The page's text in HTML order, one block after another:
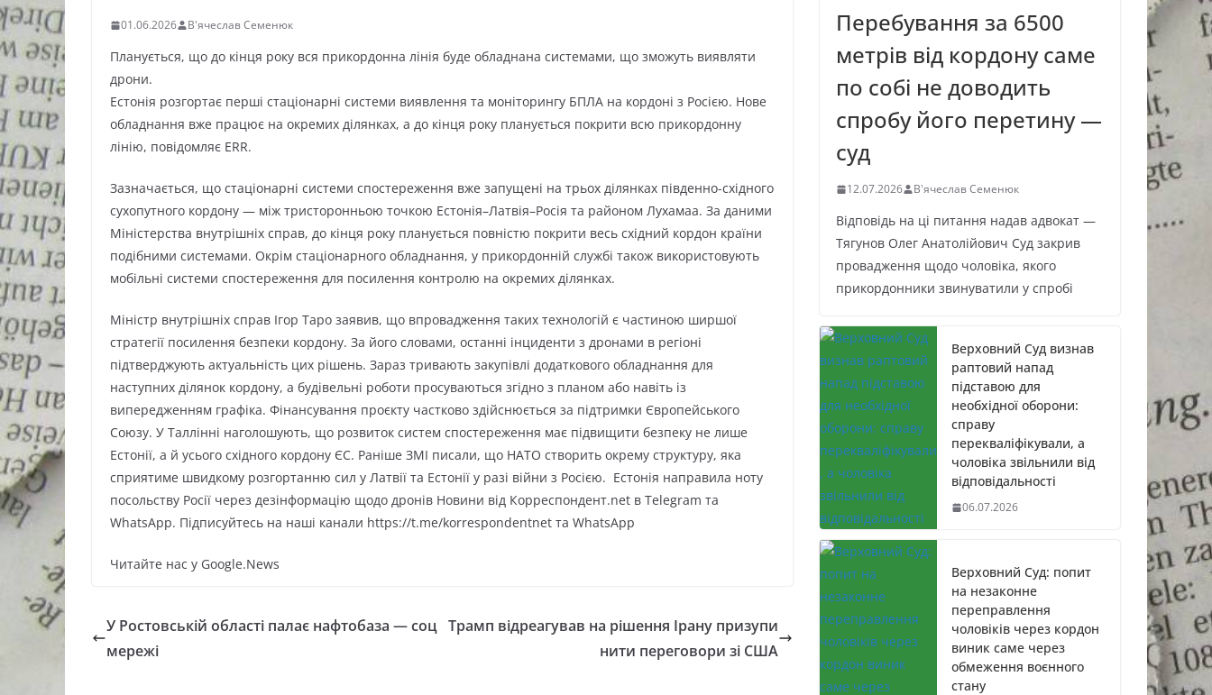
01.06.2026 В'ячеслав Семенюк
Планується, що до кінця року вся прикордонна лінія буде обладнана системами, що зможуть виявляти
дрони.
Естонія розгортає перші стаціонарні системи виявлення та моніторингу БПЛА на кордоні з Росією. Нове
обладнання вже працює на окремих ділянках, а до кінця року планується покрити всю прикордонну
лінію, повідомляє ERR.
Зазначається, що стаціонарні системи спостереження вже запущені на трьох ділянках південно-східного
сухопутного кордону — між тристоронньою точкою Естонія–Латвія–Росія та районом Лухамаа. За даними
Міністерства внутрішніх справ, до кінця року планується повністю покрити весь східний кордон країни
подібними системами. Окрім стаціонарного обладнання, у прикордонній службі також використовують
мобільні системи спостереження для посилення контролю на окремих ділянках.
Міністр внутрішніх справ Ігор Таро заявив, що впровадження таких технологій є частиною ширшої
стратегії посилення безпеки кордону. За його словами, останні інциденти з дронами в регіоні
підтверджують актуальність цих рішень. Зараз тривають закупівлі додаткового обладнання для
наступних ділянок кордону, а будівельні роботи просуваються згідно з планом або навіть із
випередженням графіка. Фінансування проєкту частково здійснюється за підтримки Європейського
Союзу. У Таллінні наголошують, що розвиток систем спостереження має підвищити безпеку не лише
Естонії, а й усього східного кордону ЄС. Раніше ЗМІ писали, що НАТО створить окрему структуру, яка
сприятиме швидкому розгортанню сил у Латвії та Естонії у разі війни з Росією. Естонія направила ноту
посольству Росії через дезінформацію щодо дронів Новини від Корреспондент.net в Telegram та
WhatsApp. Підписуйтесь на наші канали https://t.me/korrespondentnet та WhatsApp
Читайте нас у Google.News
У Ростовській області палає нафтобаза — соц
мережі
Трамп відреагував на рішення Ірану призупи
нити переговори зі США
Перебування за 6500
метрів від кордону саме
по собі не доводить
спробу його перетину —
суд
12.07.2026 В'ячеслав Семенюк
Відповідь на ці питання надав адвокат —
Тягунов Олег Анатолійович Суд закрив
провадження щодо чоловіка, якого
прикордонники звинуватили у спробі
Верховний Суд визнав
раптовий напад
підставою для
необхідної оборони:
справу
перекваліфікували, а
чоловіка звільнили від
відповідальності
06.07.2026
Верховний Суд: попит
на незаконне
переправлення
чоловіків через кордон
виник саме через
обмеження воєнного
стану